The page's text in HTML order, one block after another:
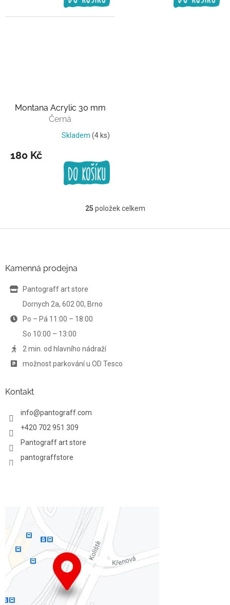
Montana Acrylic 30 mm
Černá
Skladem (4 ks)
180 Kč
O
l
i
25 položek celkem
Kamenná prodejna
Pantograff art store
Dornych 2a, 602 00, Brno
Po – Pá 11:00 – 18:00
So 10:00 – 13:00
2 min. od hlavního nádraží
možnost parkování u OD Tesco
Kontakt
info@pantograff.com
+420 702 951 309
Pantograff art store
pantograffstore